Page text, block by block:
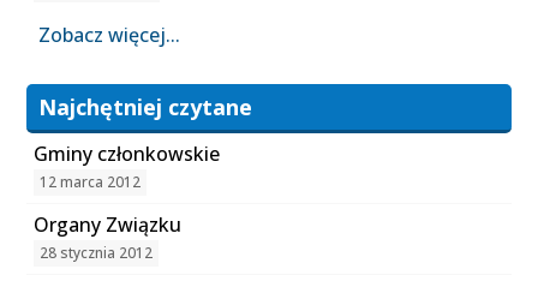
Zobacz więcej...
Najchętniej czytane
Gminy członkowskie
12 marca 2012
Organy Związku
28 stycznia 2012